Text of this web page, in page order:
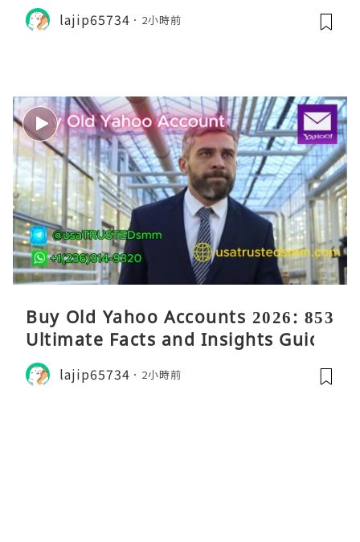
lajip65734 2小時前
Buy Old Yahoo Accounts 2026: 853
Ultimate Facts and Insights Guide
lajip65734 2小時前